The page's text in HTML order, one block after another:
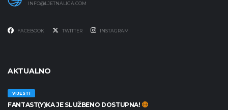
INFO@LJETNALIGA.COM
FACEBOOK TWITTER INSTAGRAM
AKTUALNO
VIJESTI
FANTAST(Y)KA JE SLUŽBENO DOSTUPNA!